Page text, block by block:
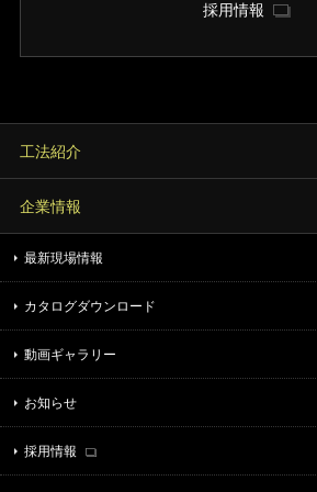
採用情報
工法紹介
企業情報
最新現場情報
カタログダウンロード
動画ギャラリー
お知らせ
採用情報